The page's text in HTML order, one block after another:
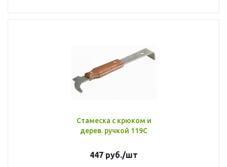
Стамеска с крюком и
дерев. ручкой 119С
447 руб./шт